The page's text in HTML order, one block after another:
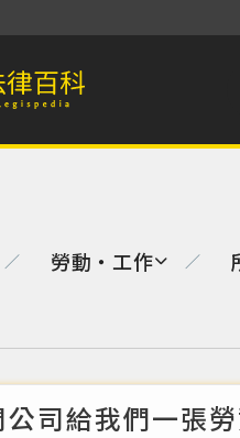
／ 勞動‧工作 ／
公司給我們一張